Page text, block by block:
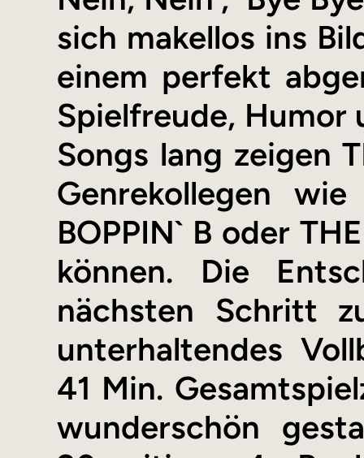
sich makellos ins
einem perfekt
Spielfreude, Humor
Songs lang zeigen
Genrekollegen wie
BOPPIN` B oder
können. Die
nächsten Schritt
unterhaltendes
41 Min.
wunderschön